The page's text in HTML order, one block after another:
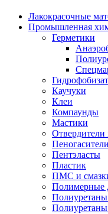
Лакокрасочные
Промышленная
Герметики
Каучуки
Клеи
Компаунды
Мастики
Отвердители
Пеногасители
Пентэласты
Пластик
ПМС и
Полимерные